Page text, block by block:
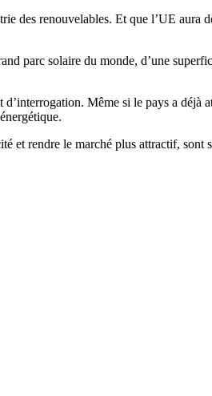
des renouvelables. Et que l’UE aura
parc solaire du monde, d’une
Même si le pays a déjà
et rendre le marché plus attractif, sont